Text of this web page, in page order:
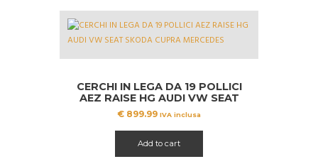
CERCHI IN LEGA DA 19 POLLICI
AEZ RAISE HG AUDI VW SEAT
SKODA CUPRA MERCEDES
€ 899.99 IVA inclusa
Add to cart